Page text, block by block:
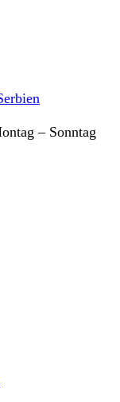
– Sonntag